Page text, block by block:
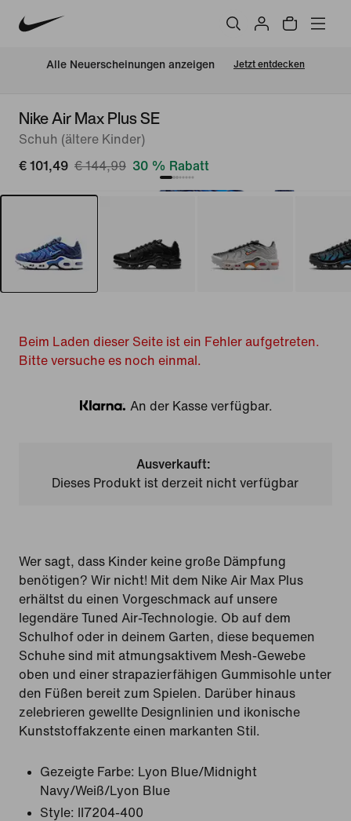
Alle Neuerscheinungen anzeigen Jetzt entdecken
Nike Air Max Plus SE
Schuh (ältere Kinder)
€ 101,49 € 144,99 30 % Rabatt
Beim Laden dieser Seite ist ein Fehler aufgetreten.
Bitte versuche es noch einmal.
Klarna
An der Kasse verfügbar.
Ausverkauft:
Dieses Produkt ist derzeit nicht verfügbar
Wer sagt, dass Kinder keine große Dämpfung
benötigen? Wir nicht! Mit dem Nike Air Max Plus
erhältst du einen Vorgeschmack auf unsere
legendäre Tuned Air-Technologie. Ob auf dem
Schulhof oder in deinem Garten, diese bequemen
Schuhe sind mit atmungsaktivem Mesh-Gewebe
oben und einer strapazierfähigen Gummisohle unter
den Füßen bereit zum Spielen. Darüber hinaus
zelebrieren gewellte Designlinien und ikonische
Kunststoffakzente einen markanten Stil.
Gezeigte Farbe: Lyon Blue/Midnight
Navy/Weiß/Lyon Blue
Style:
II7204-400